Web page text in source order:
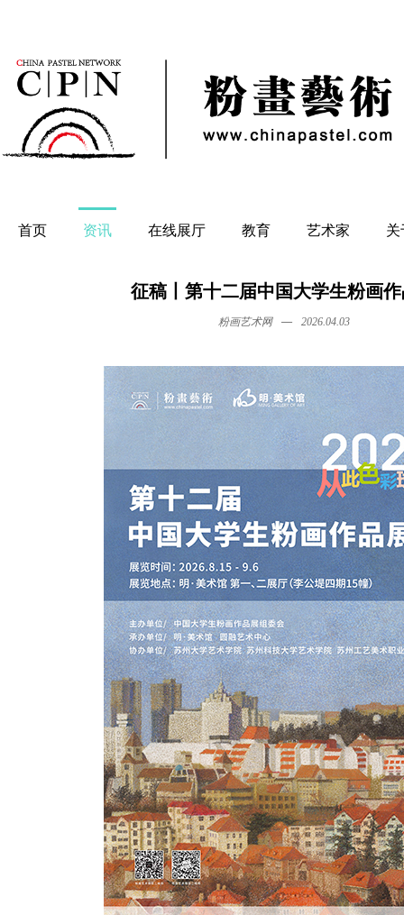
首页 资讯 在线展厅 教育 艺术家
征稿丨第十二届中国大学生粉画
粉画艺术网 — 2026.04.03